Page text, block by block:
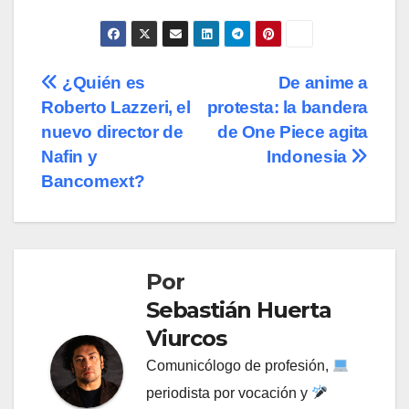
Navegación
de
entradas
De anime a
protesta: la bandera
de One Piece agita
Indonesia
¿Quién es
Roberto Lazzeri, el
nuevo director de
Nafin y
Bancomext?
Por
Sebastián Huerta
Viurcos
Comunicólogo de profesión,
periodista por vocación y